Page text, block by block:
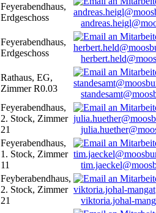
Feyerabendhaus,
Erdgeschoss
Feyerabendhaus,
Erdgeschoss
Rathaus, EG,
Zimmer R0.03
Feyerabendhaus,
2. Stock, Zimmer
21
Feyerabendhaus,
1. Stock, Zimmer
11
Feyberabendhaus,
2. Stock, Zimmer
21
viktoria.johal-